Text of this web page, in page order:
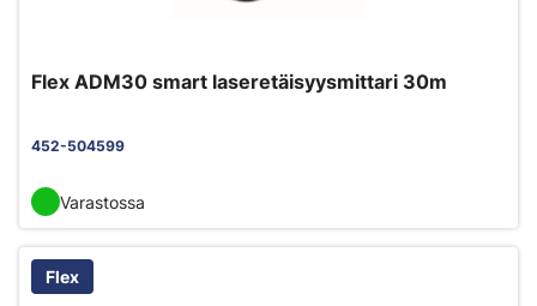
Flex ADM30 smart laseretäisyysmittari 30m
452-504599
Varastossa
Flex